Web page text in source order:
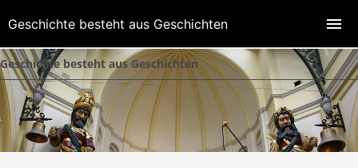
Geschichte besteht aus Geschichten
Geschichte besteht aus Geschichten